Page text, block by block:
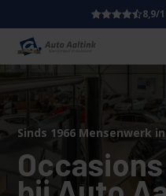
8,9/
Sinds 1966 Mensenwerk